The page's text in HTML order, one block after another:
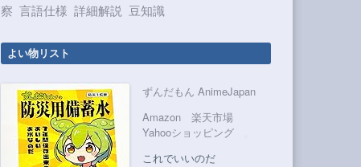
察 言語仕様 詳細解説 豆知識
よい物リスト
ずんだもん AnimeJapan
Amazon
楽天市場
Yahooショッピング
これでいいのだ